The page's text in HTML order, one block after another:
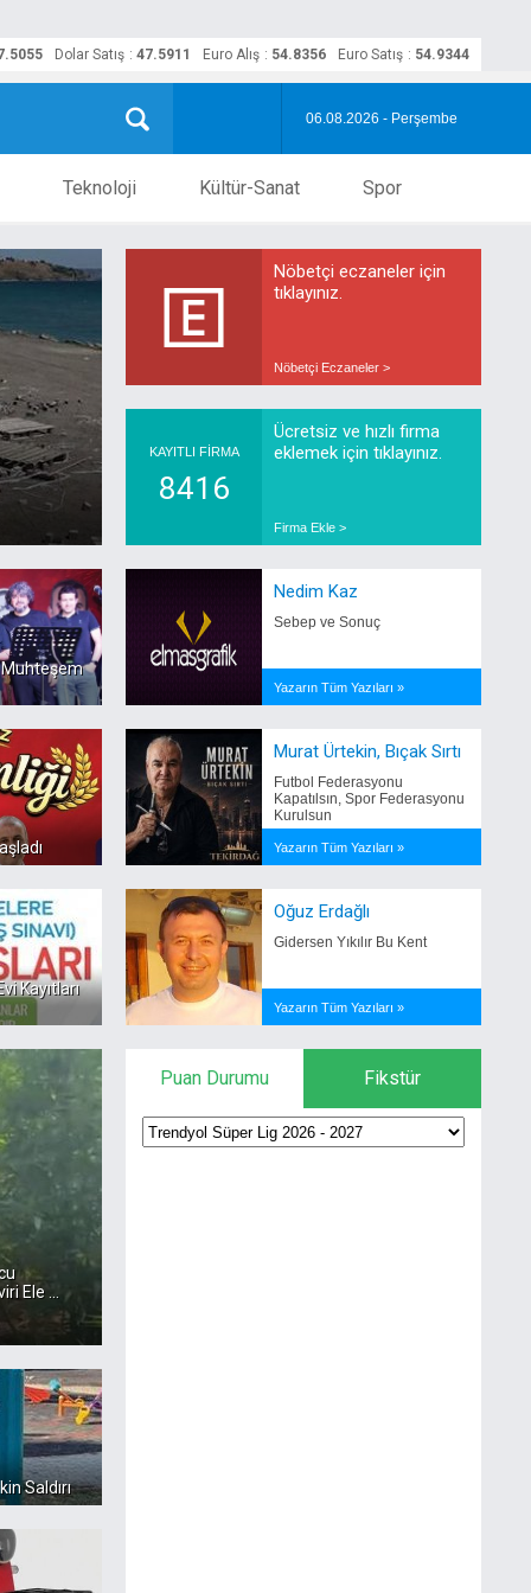
Dolar Satış : 47.5911 Euro Alış : 54.8356 Euro Satış : 54.9344
06.08.2026 - Perşembe
Teknoloji Kültür-Sanat Spor
Muhteşem
Kayıtları
Ele ...
Saldırı
Nöbetçi eczaneler için
tıklayınız.
Nöbetçi Eczaneler >
KAYITLI FİRMA
8416
Ücretsiz ve hızlı firma
eklemek için tıklayınız.
Firma Ekle >
Nedim Kaz
Sebep ve Sonuç
Yazarın Tüm Yazıları »
Murat Ürtekin, Bıçak Sırtı
Futbol Federasyonu
Kapatılsın, Spor Federasyonu
Kurulsun
Yazarın Tüm Yazıları »
Oğuz Erdağlı
Gidersen Yıkılır Bu Kent
Yazarın Tüm Yazıları »
Puan Durumu Fikstür